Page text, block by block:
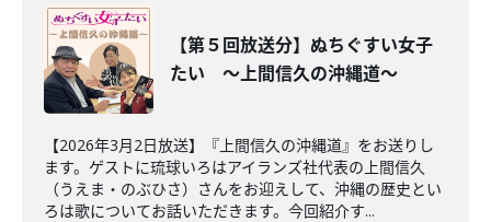
【第５回放送分】ぬちぐすい女子
たい ～上間信久の沖縄道～
【2026年3月2日放送】『上間信久の沖縄道』をお送りし
ます。ゲストに琉球いろはアイランズ社代表の上間信久
（うえま・のぶひさ）さんをお迎えして、沖縄の歴史とい
ろは歌についてお話いただきます。今回紹介す...